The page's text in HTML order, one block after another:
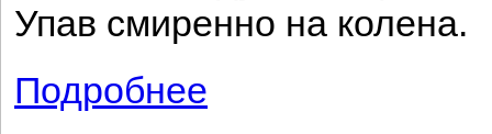
Упав смиренно на колена.
Подробнее